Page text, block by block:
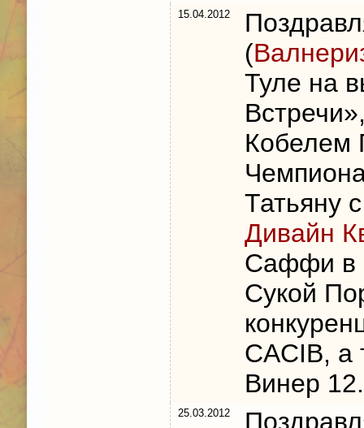
15.04.2012
(
Туле на
Кобелем
Татьяну
Дивайн
Саффи в
Сукой
CACIB, а
Винер 12.
25.03.2012